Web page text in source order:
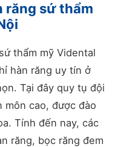
răng sứ thẩm
thẩm mỹ Vidental
hàn răng uy tín ở
Tại đây quy tụ đội
cao, được đào
Tính đến nay, các
răng, bọc răng đem